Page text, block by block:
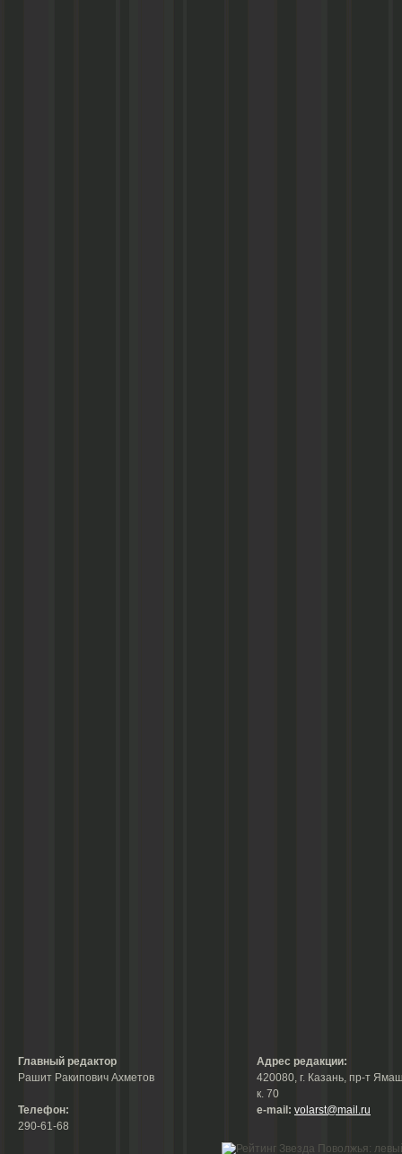
Главный редактор
Рашит Ракипович Ахметов
Телефон:
290-61-68
Адрес редакции:
420080, г. Казань, пр-т
к. 70
е-mail: volarst@mail.ru